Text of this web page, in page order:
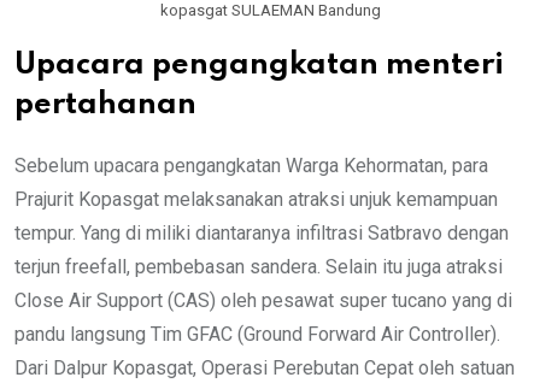
kopasgat SULAEMAN Bandung
Upacara pengangkatan menteri
pertahanan
Sebelum upacara pengangkatan Warga Kehormatan, para
Prajurit Kopasgat melaksanakan atraksi unjuk kemampuan
tempur. Yang di miliki diantaranya infiltrasi Satbravo dengan
terjun freefall, pembebasan sandera. Selain itu juga atraksi
Close Air Support (CAS) oleh pesawat super tucano yang di
pandu langsung Tim GFAC (Ground Forward Air Controller).
Dari Dalpur Kopasgat, Operasi Perebutan Cepat oleh satuan